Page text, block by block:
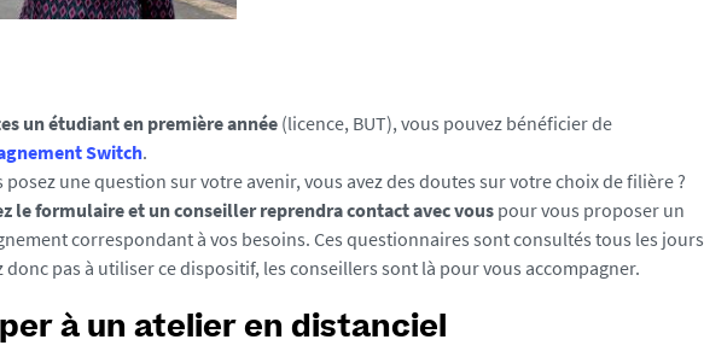
un étudiant en première année (licence, BUT), vous pouvez bénéficier de
Switch.
posez une question sur votre avenir, vous avez des doutes sur votre choix de filière ?
le formulaire et un conseiller reprendra contact avec vous pour vous proposer un
correspondant à vos besoins. Ces questionnaires sont consultés tous les jours
donc pas à utiliser ce dispositif, les conseillers sont là pour vous accompagner.
à un atelier en distanciel